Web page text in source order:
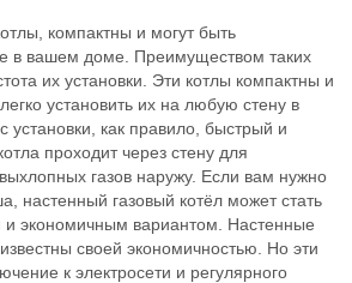
компактны и могут быть
в вашем доме. Преимуществом таких
их установки. Эти котлы компактны и
установить их на любую стену в
как правило, быстрый и
проходит через стену для
газов наружу. Если вам нужно
настенный газовый котёл может стать
экономичным вариантом. Настенные
своей экономичностью. Но эти
к электросети и регулярного